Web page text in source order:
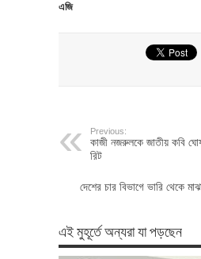
এজি
Previous:
কাজী নজরুলকে জাতীয় কবি
রিট
দেশের চার বিভাগে ভারি থেকে
এই মুহূর্তে অন্যরা যা পড়ছেন